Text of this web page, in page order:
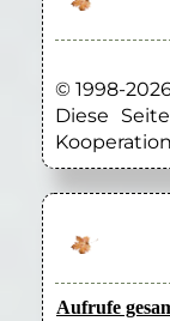
© 1998-
Diese
Aufrufe